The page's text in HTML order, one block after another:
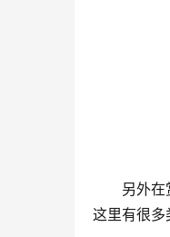
另外
这里有很多